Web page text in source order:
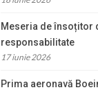
Meseria de însoțitor
responsabilitate
17 iunie 2026
Prima aeronavă